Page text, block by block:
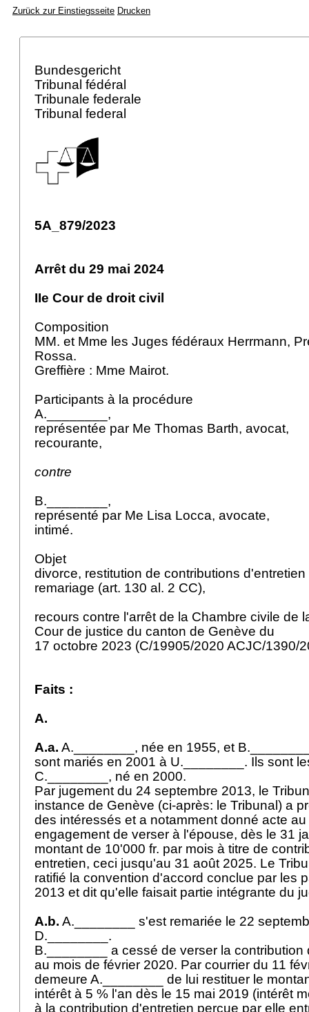
Zurück zur Einstiegsseite Drucken
Bundesgericht
Tribunal fédéral
Tribunale federale
Tribunal federal
5A_879/2023
Arrêt du 29 mai 2024
IIe Cour de droit civil
Composition
MM. et Mme les Juges fédéraux Herrmann,
Rossa.
Greffière : Mme Mairot.
Participants à la procédure
A.________,
représentée par Me Thomas Barth, avocat,
recourante,
contre
B.________,
représenté par Me Lisa Locca, avocate,
intimé.
Objet
divorce, restitution de contributions
remariage (art. 130 al. 2 CC),
recours contre l'arrêt de la Chambre civile de
Cour de justice du canton de Genève du
17 octobre 2023 (C/19905/2020 ACJC/1390/
Faits :
A.
A.a. A.________, née en 1955, et
sont mariés en 2001 à U.________. Ils sont
C.________, né en 2000.
Par jugement du 24 septembre 2013, le
instance de Genève (ci-après: le Tribunal) a
des intéressés et a notamment donné acte
engagement de verser à l'épouse, dès le 31
montant de 10'000 fr. par mois à titre de
entretien, ceci jusqu'au 31 août 2025. Le
ratifié la convention d'accord conclue par les
2013 et dit qu'elle faisait partie intégrante du
A.b. A.________ s'est remariée le 22
D.________.
B.________ a cessé de verser la contribution
au mois de février 2020. Par courrier du 11
demeure A.________ de lui restituer le
intérêt à 5 % l'an dès le 15 mai 2019 (intérêt
à la contribution d'entretien perçue par elle